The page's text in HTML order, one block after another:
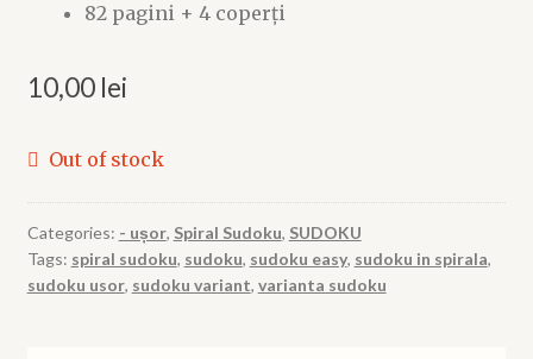
82 pagini + 4 coperți
10,00 lei
Out of stock
Categories: - ușor, Spiral Sudoku, SUDOKU
Tags: spiral sudoku, sudoku, sudoku easy, sudoku in spirala,
sudoku usor, sudoku variant, varianta sudoku